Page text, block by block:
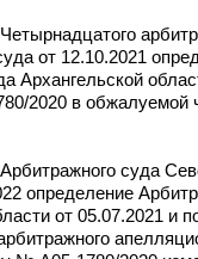
от 12.10.2021
Архангельской
2020 в обжалуемой
суда
определение
от 05.07.2021 и